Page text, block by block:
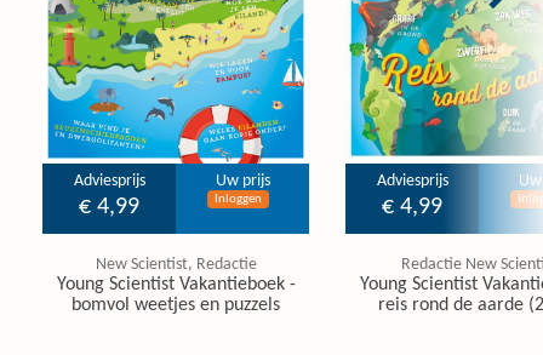
Adviesprijs
€ 4,99
Uw prijs
Inloggen
New Scientist, Redactie
Young Scientist Vakantieboek -
bomvol weetjes en puzzels
Adviesprijs
€ 4,99
Redactie New
Young Scientist
reis rond de aarde